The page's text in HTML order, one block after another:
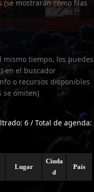
mostrarán como filas
tiempo, los puedes
en el buscador
o recursos disponibles
se omiten)
6 / Total de agenda:
Lugar
Ciuda
d
País